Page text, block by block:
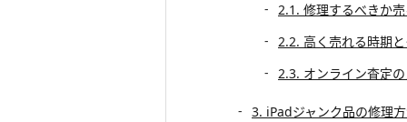
2.1. 修理するべきか
2.2. 高く売れる時期
2.3. オンライン査定
3. iPadジャンク品の修理